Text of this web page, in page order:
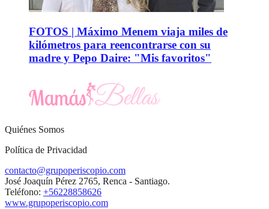
FOTOS | Máximo Menem viaja miles de
kilómetros para reencontrarse con su
madre y Pepo Daire: "Mis favoritos"
Quiénes Somos
Política de Privacidad
contacto@grupoperiscopio.com
José Joaquín Pérez 2765, Renca - Santiago.
Teléfono: +56228858626
www.grupoperiscopio.com